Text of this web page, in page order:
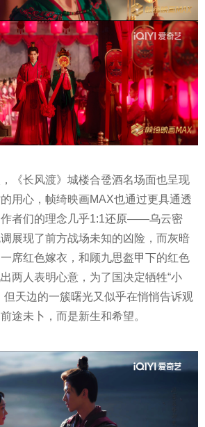
《长风渡》城楼合卺酒名场面也呈现
用心，帧绮映画MAX也通过更具通透
作者们的理念几乎1:1还原——乌云密
展现了前方战场未知的凶险，而灰暗
席红色嫁衣，和顾九思盔甲下的红色
两人表明心意，为了国决定牺牲“小
但天边的一簇曙光又似乎在悄悄告诉观
途未卜，而是新生和希望。